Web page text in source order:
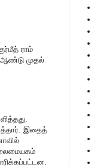
ராம்
ஆண்டு முதல்
இதைத்